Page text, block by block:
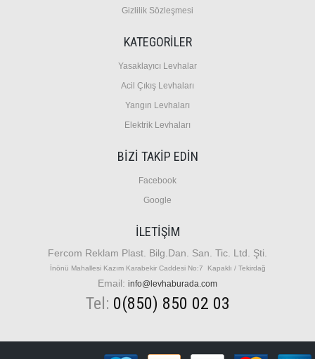
Gizlilik Sözleşmesi
KATEGORİLER
Yasaklayıcı Levhalar
Acil Çıkış Levhaları
Yangın Levhaları
E lektrik Levhaları
BİZİ TAKİP EDİN
Facebook
Google
İLETIŞIM
Fercom Reklam Plast. Bilg.Dan. San. Tic. Ltd. Şti.
İnönü Mahallesi Kazım Karabekir Caddesi No:7 Kapaklı / Tekirdağ
Email: info@levhaburada.com
Tel: 0(850) 850 02 03